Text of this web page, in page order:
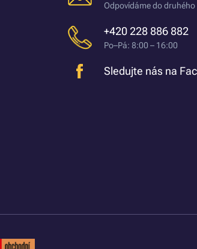
Odpovídáme do druhého
+420 228 886 882
Po–Pá: 8:00 – 16:00
Sledujte nás na